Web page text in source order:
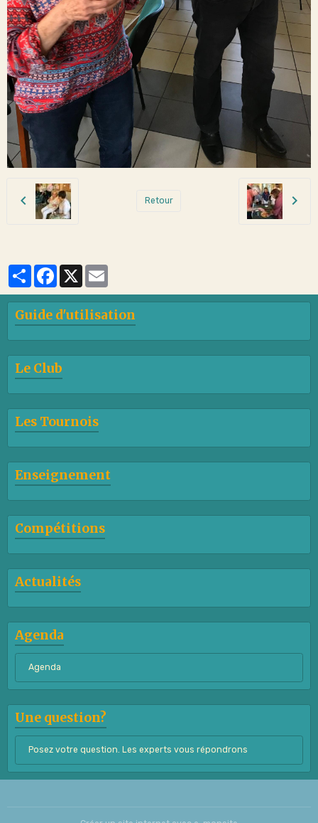
Retour
PartagerFacebook
X
Guide d'utilisation
Le Club
Les Tournois
Enseignement
Compétitions
Actualités
Agenda
Agenda
Une question?
Posez votre question. Les experts vous répondrons